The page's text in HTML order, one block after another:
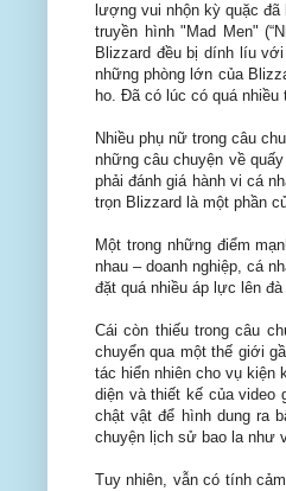
lượng vui nhộn kỳ quặc
truyền hình "Mad Men"
Blizzard đều bị dính líu
những phòng lớn của
ho. Đã có lúc có quá
Nhiều phụ nữ trong câu
những câu chuyện về
phải đánh giá hành vi cá
trọn Blizzard là một phần
Một trong những điểm
nhau – doanh nghiệp, cá
đặt quá nhiều áp lực lên
Cái còn thiếu trong câu
chuyển qua một thế giới
tác hiển nhiên cho vụ kiện
diện và thiết kế của video
chật vật để hình dung ra
chuyện lịch sử bao la như
Tuy nhiên, vẫn có tính